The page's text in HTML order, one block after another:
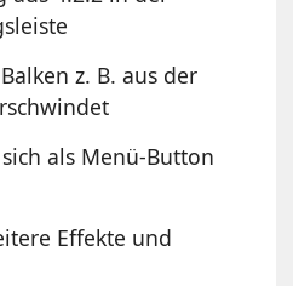
z. B. aus der
als Menü-Button
Effekte und